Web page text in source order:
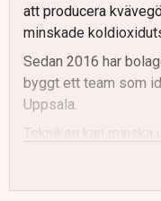
att producera
minskade
Sedan 2016 har
byggt ett team som
Uppsala.
Tekniken kan minska
procent jämfört med